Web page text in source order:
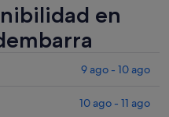
en
9 ago - 10 ago
10 ago - 11 ago